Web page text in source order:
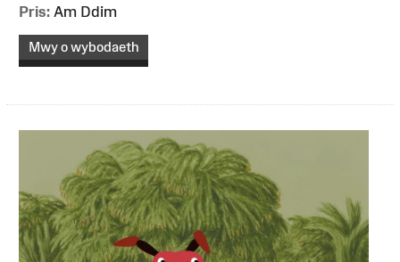
Pris: Am Ddim
Mwy o wybodaeth